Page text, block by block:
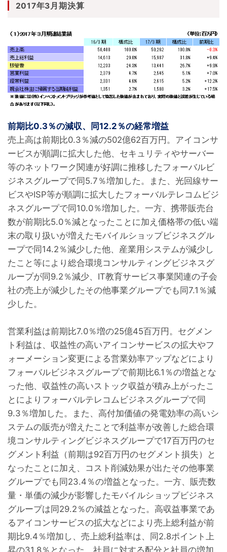
2017年3月期決算
前期比0.3％の減収、同12.2％の経常増益
売上高は前期比0.3％減の502億62百万円。アイコンサ
ービスが順調に拡大した他、セキュリティやサーバー
等のネットワーク関連が好調に推移したフォーバルビ
ジネスグループで同5.7％増加した。また、光回線サー
ビスやISP等が順調に拡大したフォーバルテレコムビジ
ネスグループで同10.0％増加した。一方、携帯販売台
数が前期比5.0％減となったことに加え価格帯の低い端
末の取り扱いが増えたモバイルショップビジネスグル
ープで同14.2％減少した他、産業用システムが減少し
たこと等により総合環境コンサルティングビジネスグ
ループが同9.2％減少、IT教育サービス事業関連の子会
社の売上が減少したその他事業グループでも同7.1％減
少した。
営業利益は前期比7.0％増の25億45百万円。セグメン
ト利益は、収益性の高いアイコンサービスの拡大やフ
ォーメーション変更による営業効率アップなどにより
フォーバルビジネスグループで前期比6.1％の増益とな
った他、収益性の高いストック収益が積み上がったこ
とによりフォーバルテレコムビジネスグループで同
9.3％増加した。また、高付加価値の発電効率の高いシ
ステムの販売が増えたことで利益率が改善した総合環
境コンサルティングビジネスグループで17百万円のセ
グメント利益（前期は92百万円のセグメント損失）と
なったことに加え、コスト削減効果が出たその他事業
グループでも同23.4％の増益となった。一方、販売数
量・単価の減少が影響したモバイルショップビジネス
グループは同29.2％の減益となった。高収益事業であ
るアイコンサービスの拡大などにより売上総利益が前
期比9.4％増加し、売上総利益率は、同2.8ポイント上